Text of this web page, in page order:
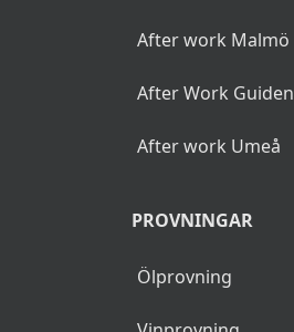
After work Malmö
After Work Guiden
After work Umeå
PROVNINGAR
Ölprovning